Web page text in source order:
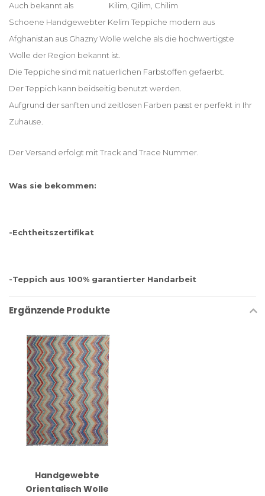
Auch bekannt als
Kilim, Qilim, Chilim
Schoene Handgewebter Kelim Teppiche modern aus
Afghanistan aus Ghazny Wolle welche als die hochwertigste
Wolle der Region bekannt ist.
Die Teppiche sind mit natuerlichen Farbstoffen gefaerbt.
Der Teppich kann beidseitig benutzt werden.
Aufgrund der sanften und zeitlosen Farben passt er perfekt in Ihr
Zuhause.
Der Versand erfolgt mit Track and Trace Nummer.
Was sie bekommen:
-Echtheitszertifikat
-Teppich aus 100% garantierter Handarbeit
Ergänzende Produkte
Handgewebte
Orientalisch Wolle